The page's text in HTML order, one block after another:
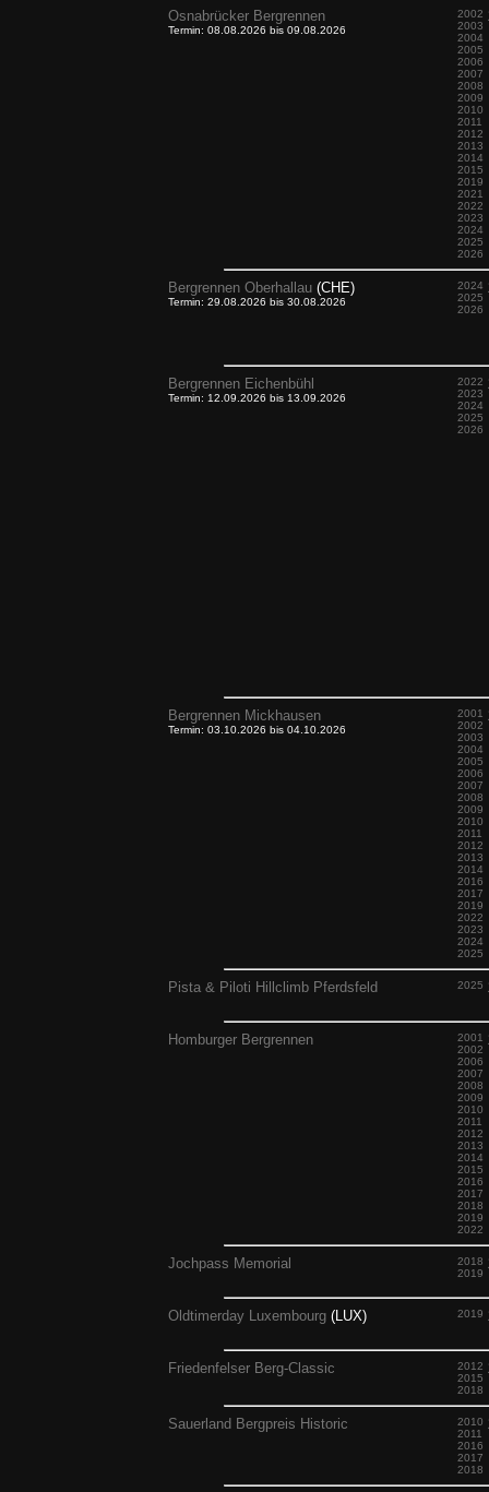
Osnabrücker Bergrennen
Termin: 08.08.2026 bis 09.08.2026
2002
2003
2004
2005
2006
2007
2008
2009
2010
2011
2012
2013
2014
2015
2019
2021
2022
2023
2024
2025
2026
Bergrennen Oberhallau (CHE)
Termin: 29.08.2026 bis 30.08.2026
2024
2025
2026
Bergrennen Eichenbühl
Termin: 12.09.2026 bis 13.09.2026
2022
2023
2024
2025
2026
Bergrennen Mickhausen
Termin: 03.10.2026 bis 04.10.2026
2001
2002
2003
2004
2005
2006
2007
2008
2009
2010
2011
2012
2013
2014
2016
2017
2019
2022
2023
2024
2025
Pista & Piloti Hillclimb Pferdsfeld 2025
Homburger Bergrennen
2001
2002
2006
2007
2008
2009
2010
2011
2012
2013
2014
2015
2016
2017
2018
2019
2022
Jochpass Memorial
2018
2019
Oldtimerday Luxembourg (LUX) 2019
Friedenfelser Berg-Classic
2012
2015
2018
Sauerland Bergpreis Historic
2010
2011
2016
2017
2018